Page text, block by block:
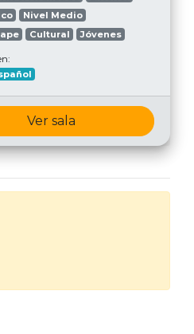
Nivel Medio
Cultural Jóvenes
Ver sala